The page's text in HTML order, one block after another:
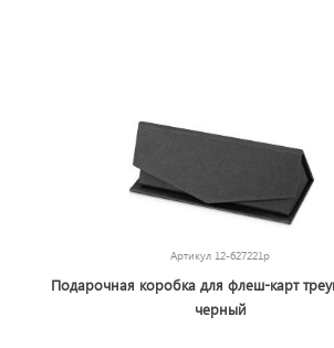
Артикул 12-627221p
Подарочная коробка для флеш-карт
черный